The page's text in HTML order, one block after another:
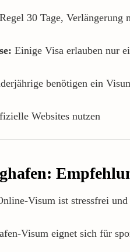
30 Tage, Verlängerung
Einige Visa erlauben nur
benötigen ein
Websites nutzen
Visum ist stressfrei
Visum eignet sich für